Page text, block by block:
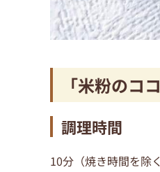
「米粉のコ
調理時間
10分（焼き時間を除く